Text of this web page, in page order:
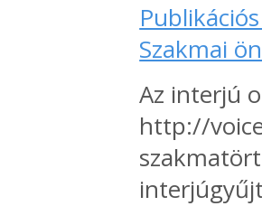
Szakmai
Az interjú
http://